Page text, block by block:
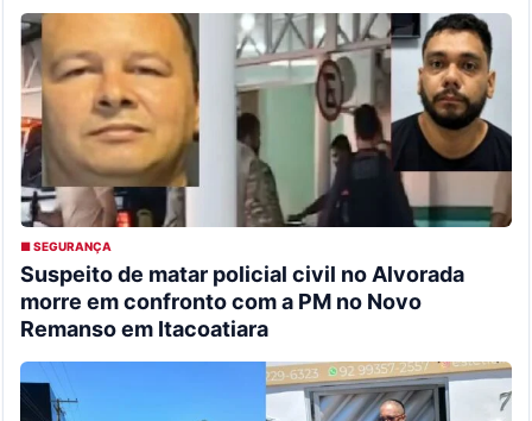
■ SEGURANÇA
Suspeito de matar policial civil no Alvorada
morre em confronto com a PM no Novo
Remanso em Itacoatiara